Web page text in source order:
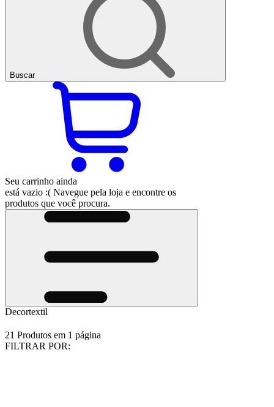
Buscar
Seu carrinho ainda
está vazio :( Navegue pela loja e encontre os
produtos que você procura.
Decortextil
21 Produtos em 1 página
FILTRAR POR: